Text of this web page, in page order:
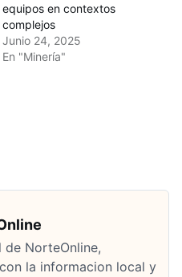
equipos en contextos
complejos
Junio 24, 2025
En "Minería"
NorteOnline,
la informacion local y